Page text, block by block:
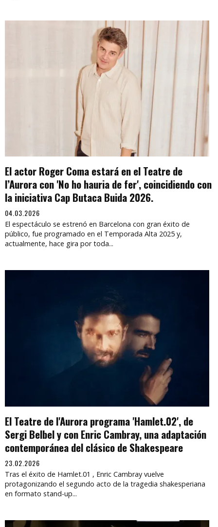
El actor Roger Coma estará en el Teatre de
l’Aurora con 'No ho hauria de fer', coincidiendo con
la iniciativa Cap Butaca Buida 2026.
04.03.2026
El espectáculo se estrenó en Barcelona con gran éxito de
público, fue programado en el Temporada Alta 2025 y,
actualmente, hace gira por toda...
El Teatre de l'Aurora programa 'Hamlet.02', de
Sergi Belbel y con Enric Cambray, una adaptación
contemporánea del clásico de Shakespeare
23.02.2026
Tras el éxito de Hamlet.01 , Enric Cambray vuelve
protagonizando el segundo acto de la tragedia shakesperiana
en formato stand-up...